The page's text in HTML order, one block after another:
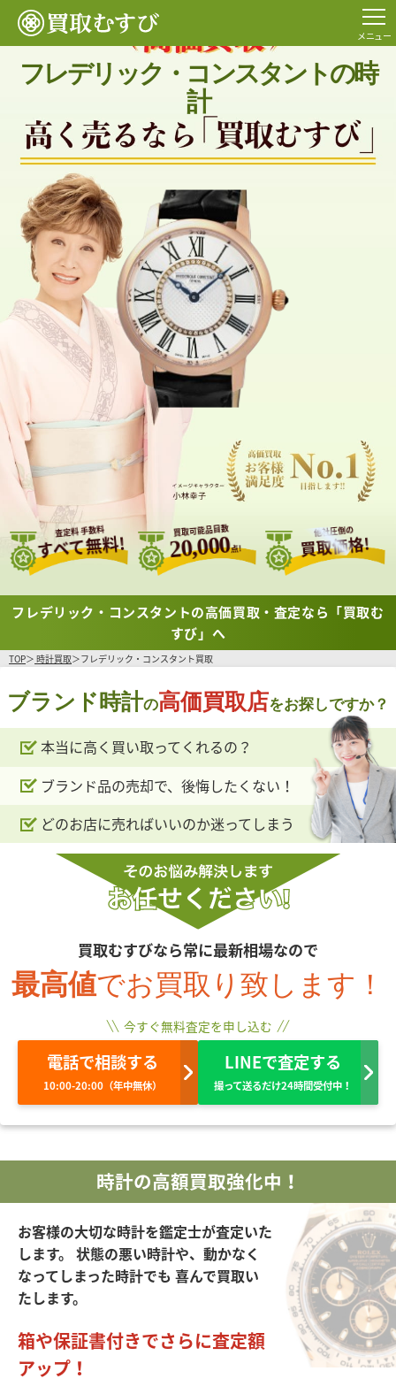
メニュー
フレデリック・コンスタントの時
計
査定料 手数料
すべて無料!
買取可能品目数
20,000点!
他社圧倒の
買取価格!
フレデリック・コンスタントの高価買取・査定なら「買取む
すび」へ
TOP 時計買取 フレデリック・コンスタント買取
ブランド時計の高価買取店をお探しですか？
本当に高く買い取ってくれるの？
ブランド品の売却で、後悔したくない！
どのお店に売ればいいのか迷ってしまう
買取むすびなら常に最新相場なので
最高値でお買取り致します！
今すぐ無料査定を申し込む
電話で相談する
10:00-20:00（年中無休）
LINEで査定する
撮って送るだけ24時間受付中！
時計の高額買取強化中！
お客様の大切な時計を鑑定士が査定いた
します。 状態の悪い時計や、動かなく
なってしまった時計でも 喜んで買取い
たします。
箱や保証書付きでさらに査定額
アップ！